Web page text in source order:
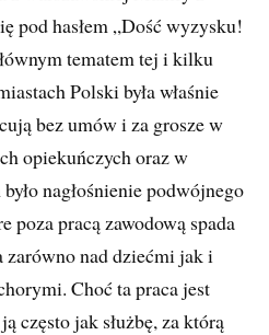
pod hasłem „Dość wyzysku!
tematem tej i kilku
Polski była właśnie
bez umów i za grosze w
opiekuńczych oraz w
nagłośnienie podwójnego
poza pracą zawodową spada
zarówno nad dziećmi jak i
Choć ta praca jest
często jak służbę, za którą